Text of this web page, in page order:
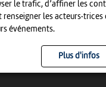
le trafic, d’affiner les
les acteurs·trices
événements.
Plus d'infos